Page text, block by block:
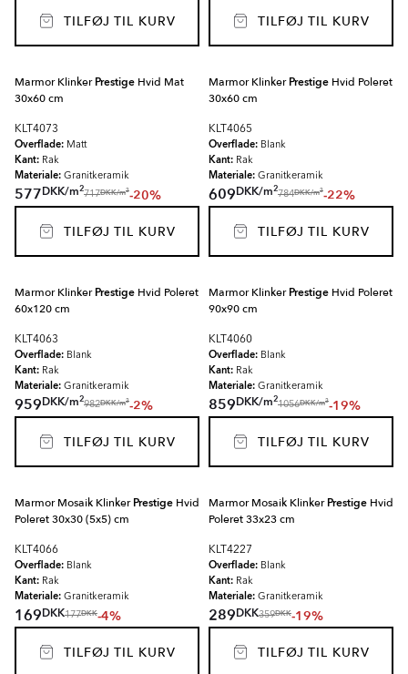
TILFØJ TIL KURV TILFØJ TIL KURV
Marmor KlinkerPrestige Hvid Mat
30x60 cm
KLT4073
Overflade: Matt
Kant: Rak
Materiale: Granitkeramik
577DKK/m2
717DKK/m2-20%
TILFØJ TIL KURV
Marmor KlinkerPrestige Hvid Poleret
30x60 cm
KLT4065
Overflade: Blank
Kant: Rak
Materiale: Granitkeramik
609DKK/m2
784DKK/m2-22%
TILFØJ TIL KURV
Marmor KlinkerPrestige Hvid Poleret
60x120 cm
KLT4063
Overflade: Blank
Kant: Rak
Materiale: Granitkeramik
959DKK/m2
982DKK/m2-2%
TILFØJ TIL KURV
Marmor KlinkerPrestige Hvid Poleret
90x90 cm
KLT4060
Overflade: Blank
Kant: Rak
Materiale: Granitkeramik
859DKK/m2
1056DKK/m2-19%
TILFØJ TIL KURV
Marmor Mosaik KlinkerPrestige Hvid
Poleret 30x30 (5x5) cm
KLT4066
Overflade: Blank
Kant: Rak
Materiale: Granitkeramik
169DKK177DKK-4%
TILFØJ TIL KURV
Marmor Mosaik KlinkerPrestige Hvid
Poleret 33x23 cm
KLT4227
Overflade: Blank
Kant: Rak
Materiale: Granitkeramik
289DKK359DKK-19%
TILFØJ TIL KURV